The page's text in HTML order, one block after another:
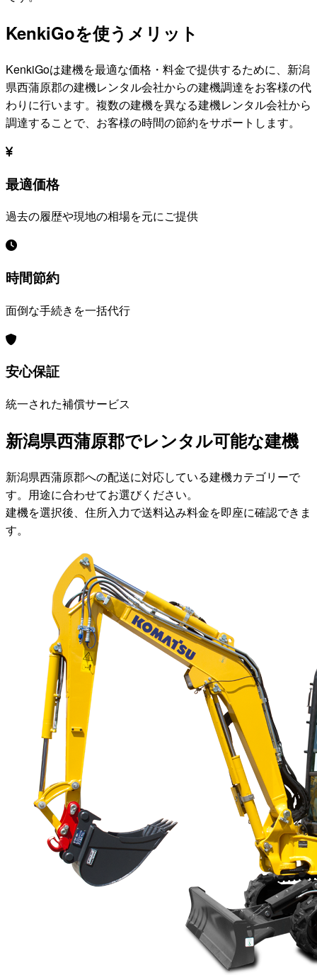
KenkiGoを使うメリット
KenkiGoは建機を最適な価格・料金で提供するために、 新潟
県西蒲原郡の建機レンタル会社からの建機調達をお客様の代
わりに行います。複数の建機を異なる建機レンタル会社から
調達することで、お客様の時間の節約をサポートします。
最適価格
過去の履歴や現地の相場を元にご提供
時間節約
面倒な手続きを一括代行
安心保証
統一された補償サービス
新潟県西蒲原郡でレンタル可能な建機
新潟県西蒲原郡への配送に対応している建機カテゴリーで
す。用途に合わせてお選びください。
建機を選択後、住所入力で送料込み料金を即座に確認できま
す。